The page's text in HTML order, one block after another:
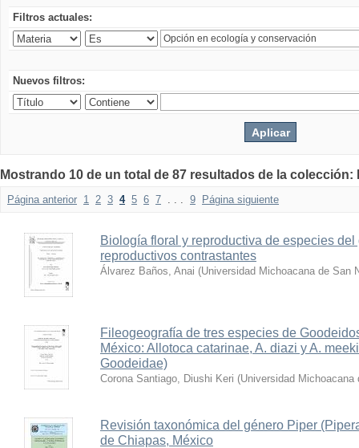
Filtros actuales:
Nuevos filtros:
Mostrando 10 de un total de 87 resultados de la colección:
Página anterior 1 2 3 4 5 6 7 . . . 9 Página siguiente
Biología floral y reproductiva de especies
reproductivos contrastantes
Álvarez Baños, Anai (Universidad Michoacana de San
Fileogeografía de tres especies de
México: Allotoca catarinae, A. diazi y A.
Goodeidae)
Corona Santiago, Diushi Keri (Universidad
Revisión taxonómica del género Piper
de Chiapas, México